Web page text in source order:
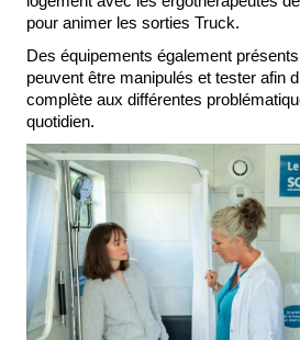
pour animer les sorties Truck.
Des équipements également
peuvent être manipulés et tester afin
complète aux différentes
quotidien.